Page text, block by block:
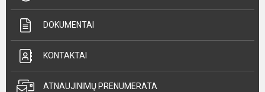
DOKUMENTAI
KONTAKTAI
ATNAUJINIMŲ PRENUMERATA